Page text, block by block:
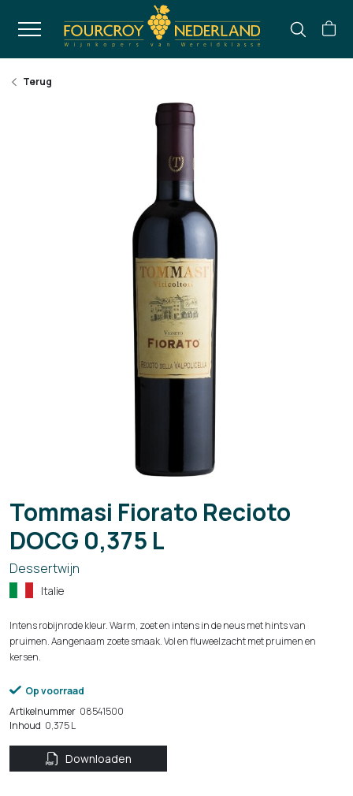
Terug
Tommasi Fiorato Recioto
DOCG 0,375 L
Dessertwijn
Italie
Intens robijnrode kleur. Warm, zoet en intens in de neus met hints van
pruimen. Aangenaam zoete smaak. Vol en fluweelzacht met pruimen en
kersen.
Op voorraad
Artikelnummer 08541500
Inhoud 0,375 L
Downloaden